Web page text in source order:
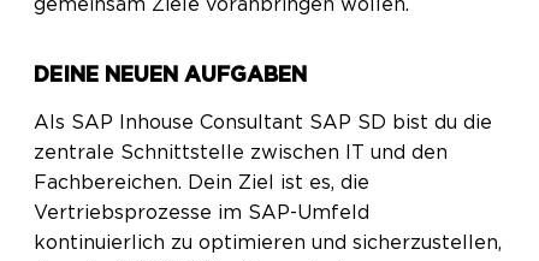
gemeinsam Ziele voranbringen wollen.
DEINE NEUEN AUFGABEN
Als SAP Inhouse Consultant SAP SD bist du die
zentrale Schnittstelle zwischen IT und den
Fachbereichen. Dein Ziel ist es, die
Vertriebsprozesse im SAP-Umfeld
kontinuierlich zu optimieren und sicherzustellen,